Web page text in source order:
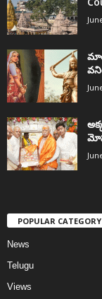
POPULAR CATEGORY
News
Telugu
Views